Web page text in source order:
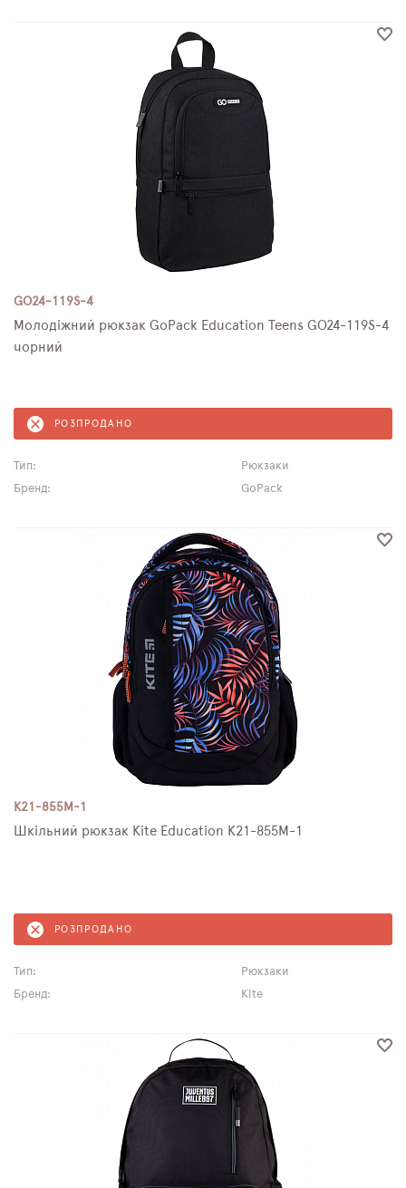
GO24-119S-4
Молодіжний рюкзак GoPack Education Teens GO24-119S-4
чорний
РОЗПРОДАНО
Тип:
Рюкзаки
Бренд:
GoPack
K21-855M-1
Шкільний рюкзак Kite Education K21-855M-1
РОЗПРОДАНО
Тип:
Рюкзаки
Бренд:
Kite